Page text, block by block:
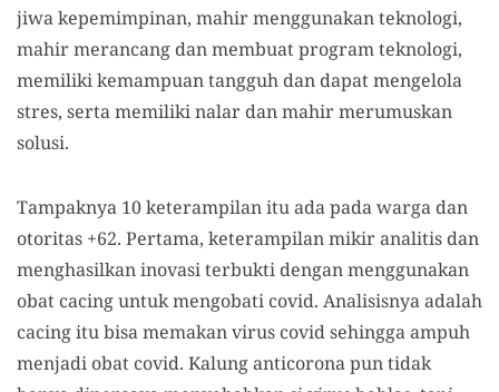
jiwa kepemimpinan, mahir menggunakan teknologi,
mahir merancang dan membuat program teknologi,
memiliki kemampuan tangguh dan dapat mengelola
stres, serta memiliki nalar dan mahir merumuskan
solusi.
Tampaknya 10 keterampilan itu ada pada warga dan
otoritas +62. Pertama, keterampilan mikir analitis dan
menghasilkan inovasi terbukti dengan menggunakan
obat cacing untuk mengobati covid. Analisisnya adalah
cacing itu bisa memakan virus covid sehingga ampuh
menjadi obat covid. Kalung anticorona pun tidak